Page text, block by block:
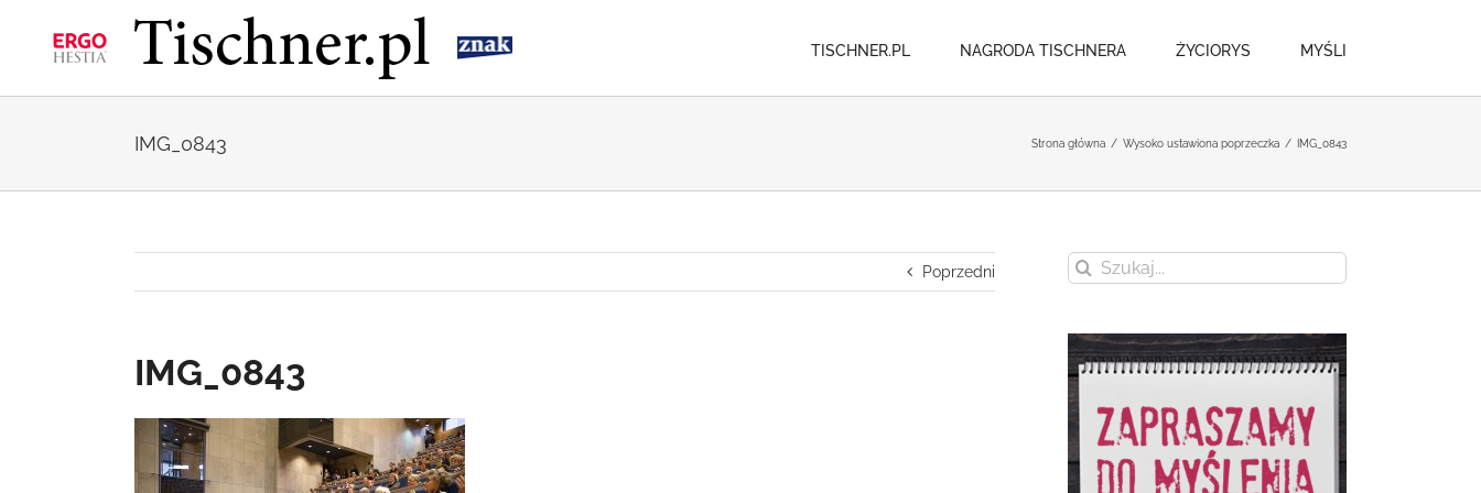
zawartości
TISCHNER.PL NAGRODA TISCHNERA ŻYCIORYS MYŚLI
IMG_0843 Strona główna / Wysoko ustawiona poprzeczka / IMG_0843
Poprzedni
IMG_0843
Szukaj